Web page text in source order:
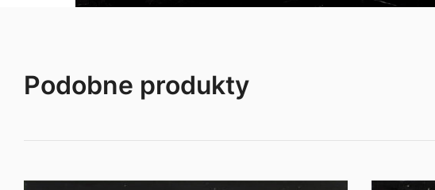
Podobne produkty